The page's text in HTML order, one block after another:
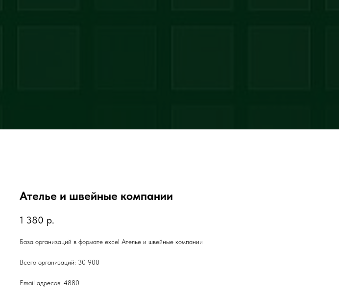
Ателье и швейные компании
1 380 р.
База организаций в формате excel Ателье и швейные компании
Всего организаций: 30 900
Email адресов: 4880